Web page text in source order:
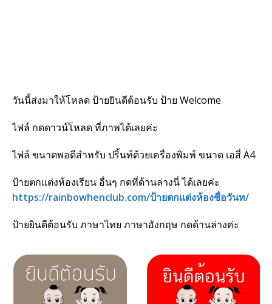
วันนี้ส่งมาให้โหลด ป้ายยินดีต้อนรับ ป้าย Welcome
ไฟล์ กดดาวน์โหลด ที่ภาพได้เลยค่ะ
ไฟล์ ขนาดพอดีสำหรับ ปริ้นท์ด้วยเครื่องพิมพ์ ขนาด เอสี่ A4
ป้ายตกแต่งห้องเรียน อื่นๆ กดที่ด้านล่างนี่ ได้เลยค่ะ
https://rainbowhenclub.com/ป้ายตกแต่งห้องชื่อวันท/
ป้ายยินดีต้อนรับ ภาษาไทย ภาษาอังกฤษ กดด้านล่างค่ะ